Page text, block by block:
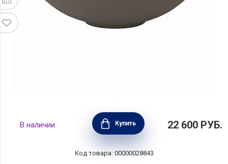
Салатник Gio Stone 28,8 см, материал
каменная керамика, цвет серый, Wedgwood,
Великобритания, 1052252
В наличии Купить 22 600 РУБ.
Код товара: 00000028843